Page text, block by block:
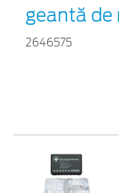
geantă de
2646575